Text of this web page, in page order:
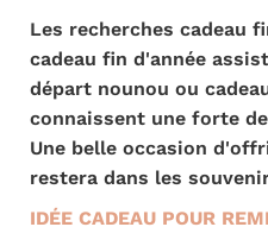
Les recherches cadeau
cadeau fin d'année
départ nounou ou
connaissent une forte
Une belle occasion
restera dans les
IDÉE CADEAU POUR